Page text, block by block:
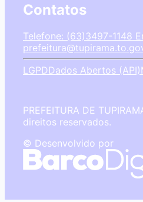
Contatos
Telefone: (63)3497-1148
LGPDDados Abertos (API)
PREFEITURA DE
direitos reservados.
© Desenvolvido por